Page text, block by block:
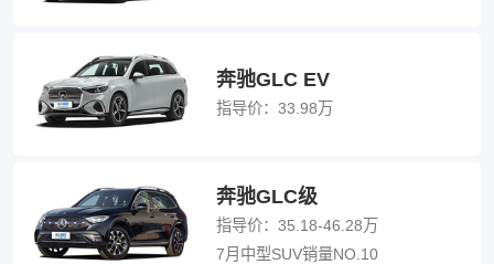
奔驰GLC EV
指导价： 33.98万
奔驰GLC级
指导价： 35.18-46.28万
7月中型SUV销量NO.10